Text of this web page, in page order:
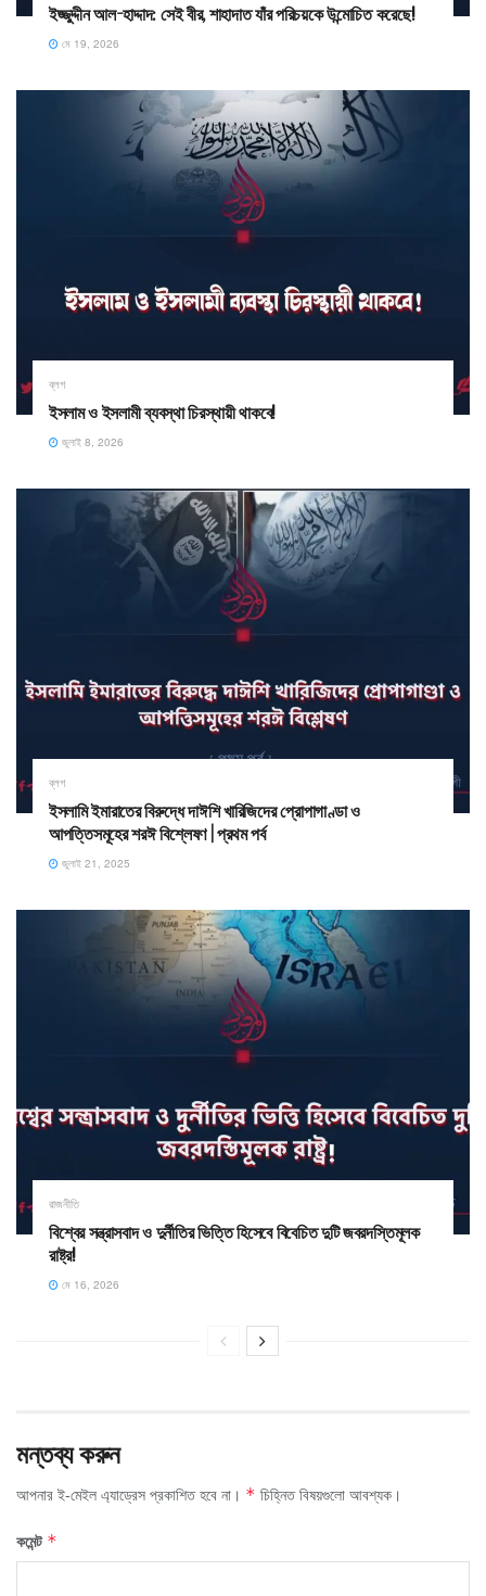
ইজ্জুদ্দীন আল-হাদ্দাদ: সেই বীর, শাহাদাত যাঁর পরিচয়কে উন্মোচিত করেছে!
মে 19, 2026
ব্লগ
ইসলাম ও ইসলামী ব্যবস্থা চিরস্থায়ী থাকবে!
জুলাই 8, 2026
ব্লগ
ইসলামি ইমারাতের বিরুদ্ধে দাঈশি খারিজিদের প্রোপাগাণ্ডা ও
আপত্তিসমূহের শরঈ বিশ্লেষণ | প্রথম পর্ব
জুলাই 21, 2025
রাজনীতি
​বিশ্বের সন্ত্রাসবাদ ও দুর্নীতির ভিত্তি হিসেবে বিবেচিত দুটি জবরদস্তিমূলক
রাষ্ট্র!
মে 16, 2026
মন্তব্য করুন
আপনার ই-মেইল এ্যাড্রেস প্রকাশিত হবে না। * চিহ্নিত বিষয়গুলো আবশ্যক।
কমেন্ট *